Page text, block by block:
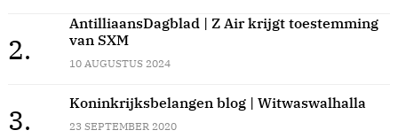
2.
AntilliaansDagblad | Z Air krijgt toestemming
van SXM
10 AUGUSTUS 2024
3.
Koninkrijksbelangen blog | Witwaswalhalla
23 SEPTEMBER 2020